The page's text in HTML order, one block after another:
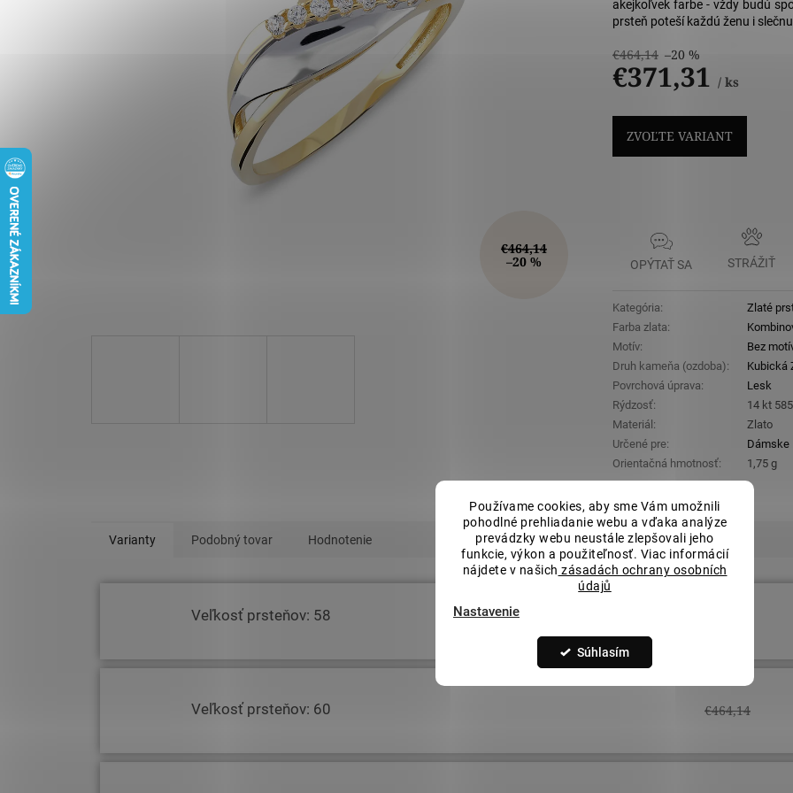
Používame cookies, aby sme Vám umožnili
pohodlné prehliadanie webu a vďaka analýze
prevádzky webu neustále zlepšovali jeho
funkcie, výkon a použiteľnosť. Viac informácií
nájdete v našich zásadách ochrany osobních
údajů
Nastavenie
Súhlasím
€464,14
–20 %
hviezdičiek.
€464,14 –20 %
€371,31 / ks
ZVOĽTE VARIANT
akejkoľvek farbe - vždy budú
prsteň poteší každú ženu i
OPÝTAŤ SA STRÁŽIŤ
Kategória:
Zlaté
Farba zlata:
Motív:
Bez
Druh kameňa (ozdoba):
Kubická
Povrchová úprava:
Lesk
Rýdzosť:
14 kt
Materiál :
Zlato
Určené pre:
Dámske
Orientačná hmotnosť: 1,75 g
Varianty Podobný tovar Hodnotenie
Veľkosť prsteňov: 58
Veľkosť prsteňov: 60 €464,14